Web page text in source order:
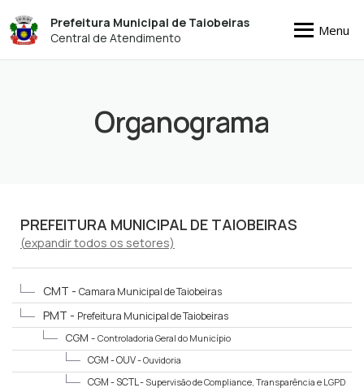
Prefeitura Municipal de Taiobeiras
Central de Atendimento
Menu
Organograma
PREFEITURA MUNICIPAL DE TAIOBEIRAS
(expandirtodos os setores)
CMT - Camara Municipal de Taiobeiras
PMT - Prefeitura Municipal de Taiobeiras
CGM - Controladoria Geral do Município
CGM - OUV -Ouvidoria
CGM - SCTL - Supervisão de Compliance, Transparência e LGPD